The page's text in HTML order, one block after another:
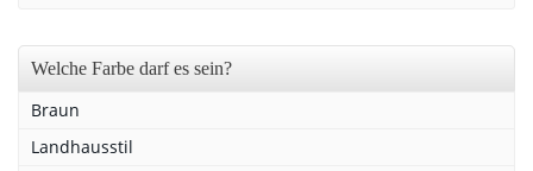
Welche Farbe darf es sein?
Braun
Landhausstil